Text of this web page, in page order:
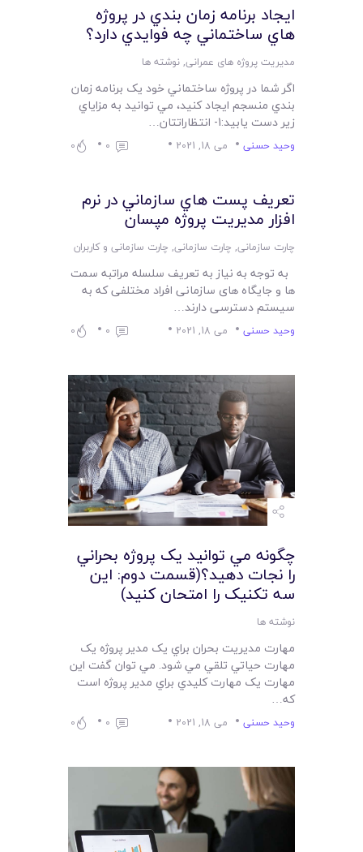
ايجاد برنامه زمان بندي در پروژه
هاي ساختماني چه فوايدي دارد؟
مدیریت پروژه های عمرانی,نوشته ها
اگر شما در پروژه ساختماني خود يک برنامه زمان
بندي منسجم ايجاد کنيد، مي توانيد به مزاياي
زير دست يابيد:1- انتظاراتتان…
وحید حسنی می 18, 2021 0
0
تعريف پست هاي سازماني در نرم
افزار مدیریت پروژه مپسان
چارت سازمانی, چارت سازمانی, چارت سازمانی و کاربران
به توجه به نیاز به تعریف سلسله مراتبه سمت
ها و جایگاه های سازمانی افراد مختلفی که به
سیستم دسترسی دارند…
وحید حسنی می 18, 2021 0
0
چگونه مي توانيد يک پروژه بحراني
را نجات دهيد؟(قسمت دوم: اين
سه تکنيک را امتحان کنيد)
نوشته ها
مهارت مديريت بحران براي يک مدير پروژه يک
مهارت حياتي تلقي مي شود. مي توان گفت اين
مهارت يک مهارت کليدي براي مدير پروژه است
که…
وحید حسنی می 18, 2021 0
0